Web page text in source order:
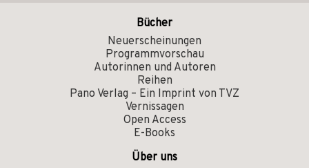
Bücher
Neuerscheinungen
Programmvorschau
Autorinnen und Autoren
Reihen
Pano Verlag – Ein Imprint von TVZ
Vernissagen
Open Access
E-Books
Über uns